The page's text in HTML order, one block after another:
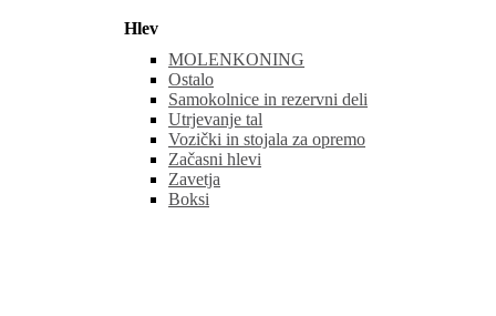
Hlev
MOLENKONING
Ostalo
Samokolnice in rezervni deli
Utrjevanje tal
Vozički in stojala za opremo
Začasni hlevi
Zavetja
Boksi